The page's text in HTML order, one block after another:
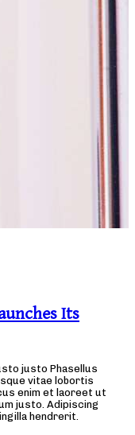
Its
justo Phasellus
vitae lobortis
enim et laoreet ut
justo. Adipiscing
hendrerit.